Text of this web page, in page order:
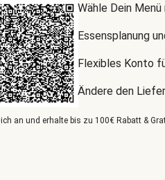
Wähle Dein
Essensplanung
Flexibles Konto
Ändere den
an und erhalte bis zu 100€ Rabatt &